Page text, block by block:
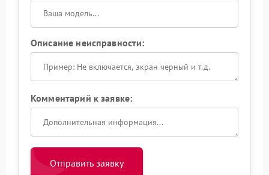
Описание неисправности:
Комментарий к заявке:
Отправить заявку